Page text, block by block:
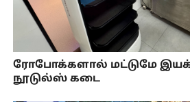
ரோபோக்களால் மட்டுமே
நூடுல்ஸ் கடை